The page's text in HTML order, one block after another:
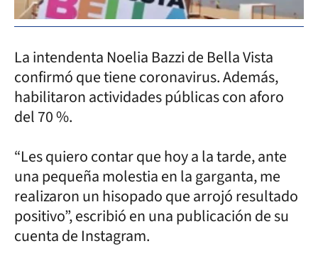
La intendenta Noelia Bazzi de Bella Vista
confirmó que tiene coronavirus. Además,
habilitaron actividades públicas con aforo
del 70 %.
“Les quiero contar que hoy a la tarde, ante
una pequeña molestia en la garganta, me
realizaron un hisopado que arrojó resultado
positivo”, escribió en una publicación de su
cuenta de Instagram.